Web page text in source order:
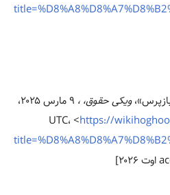
ویکی حقوق، ،
۹ مارس ۲۰۲۵،
https://